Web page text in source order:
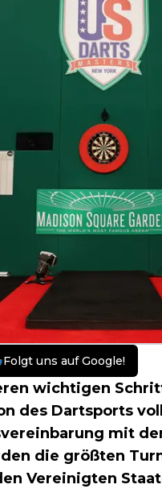
Folgt uns auf Google!
wichtigen
des Dartsports
mit
die größten
Vereinigten